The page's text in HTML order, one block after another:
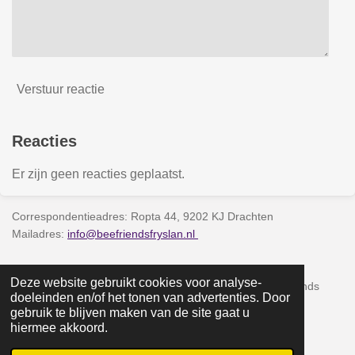
Deze website gebruikt cookies voor analyse-
doeleinden en/of het tonen van advertenties. Door
gebruik te blijven maken van de site gaat u
hiermee akkoord.
Verstuur reactie
Reacties
Er zijn geen reacties geplaatst.
Correspondentieadres: Ropta 44, 9202 KJ Drachten
Mailadres: info@beefriendsfryslan.nl
Kamer van Koophandel 90866401
Rekeningnummer NL93 INGB 0103599681 t.n.v. Bee Friends
Fryslân
© 2023 - 2026 www.beefriendsfryslan.nl